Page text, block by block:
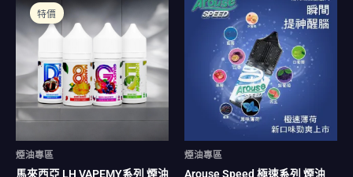
特價
煙油專區
馬來西亞 LH VAPEMY系列 煙油
始
價
格：
前
價
格：
產
品
多
種
款
式。
在
煙油專區
Arouse Speed 極速系列 煙油
產
品
有
多
種
款
式。
可
在